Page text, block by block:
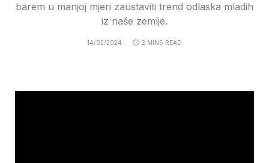
barem u manjoj mjeri zaustaviti trend odlaska mladih
iz naše zemlje.
14/02/2024 2 MINS READ